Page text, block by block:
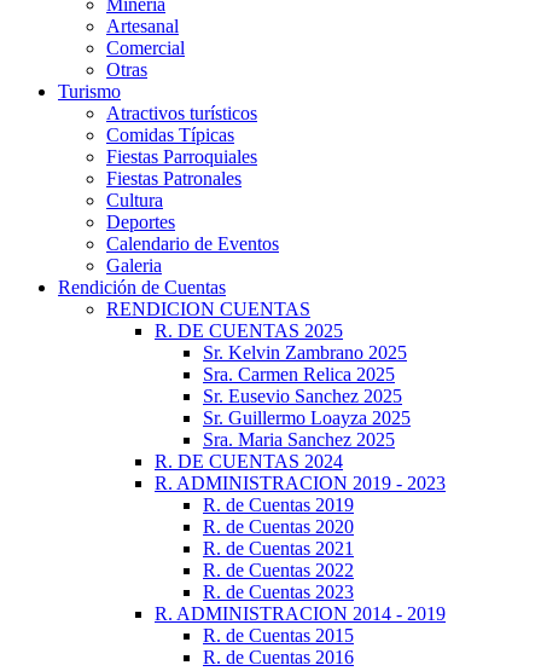
Minería
Artesanal
Comercial
Otras
Turismo
Atractivos turísticos
Comidas Típicas
Fiestas Parroquiales
Fiestas Patronales
Cultura
Deportes
Calendario de Eventos
Galeria
Rendición de Cuentas
RENDICION CUENTAS
R. DE CUENTAS 2025
Sr. Kelvin Zambrano 2025
Sra. Carmen Relica 2025
Sr. Eusevio Sanchez 2025
Sr. Guillermo Loayza 2025
Sra. Maria Sanchez 2025
R. DE CUENTAS 2024
R. ADMINISTRACION 2019 - 2023
R. de Cuentas 2019
R. de Cuentas 2020
R. de Cuentas 2021
R. de Cuentas 2022
R. de Cuentas 2023
R. ADMINISTRACION 2014 - 2019
R. de Cuentas 2015
R. de Cuentas 2016